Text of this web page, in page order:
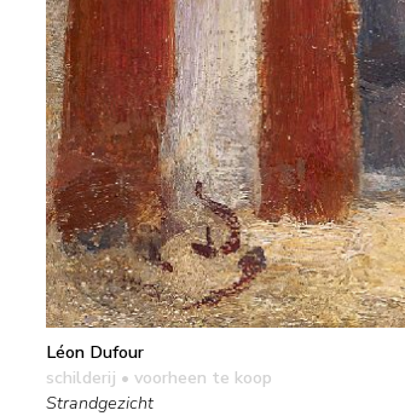
Léon Dufour
schilderij • voorheen te koop
Strandgezicht